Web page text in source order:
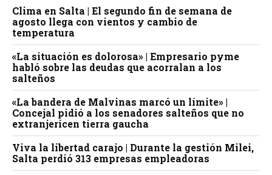
Clima en Salta | El segundo fin de semana de
agosto llega con vientos y cambio de
temperatura
«La situación es dolorosa» | Empresario pyme
habló sobre las deudas que acorralan a los
salteños
«La bandera de Malvinas marcó un límite» |
Concejal pidió a los senadores salteños que no
extranjericen tierra gaucha
Viva la libertad carajo | Durante la gestión Milei,
Salta perdió 313 empresas empleadoras